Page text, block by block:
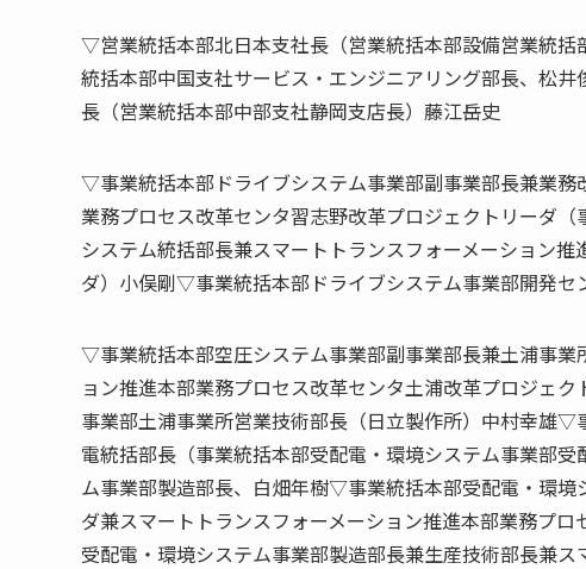
▽営業統括本部北日本支社長（営業統括本部設備営業統
統括本部中国支社サービス・エンジニアリング部長、松
長（営業統括本部中部支社静岡支店長）藤江岳史
▽事業統括本部ドライブシステム事業部副事業部長兼業
業務プロセス改革センタ習志野改革プロジェクトリーダ
システム統括部長兼スマートトランスフォーメーション
ダ）小俣剛▽事業統括本部ドライブシステム事業部開発セ
▽事業統括本部空圧システム事業部副事業部長兼土浦事
ョン推進本部業務プロセス改革センタ土浦改革プロジェ
事業部土浦事業所営業技術部長（日立製作所）中村幸雄
電統括部長（事業統括本部受配電・環境システム事業部
ム事業部製造部長、白畑年樹▽事業統括本部受配電・環
ダ兼スマートトランスフォーメーション推進本部業務プ
受配電・環境システム事業部製造部長兼生産技術部長兼